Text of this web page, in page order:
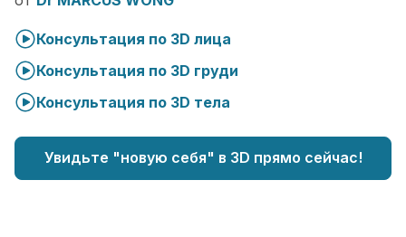
Консультация по 3D лица
Консультация по 3D груди
Консультация по 3D тела
Увидьте "новую себя" в 3D прямо сейчас!